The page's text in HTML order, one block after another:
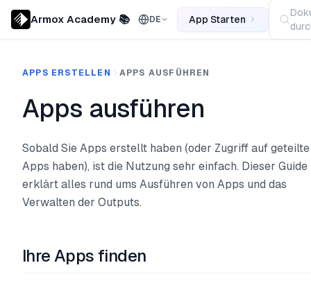
Armox Academy 📚 DE App Starten
APPS ERSTELLEN APPS AUSFÜHREN
Apps ausführen
Sobald Sie Apps erstellt haben (oder Zugriff auf geteilte
Apps haben), ist die Nutzung sehr einfach. Dieser Guide
erklärt alles rund ums Ausführen von Apps und das
Verwalten der Outputs.
Ihre Apps finden